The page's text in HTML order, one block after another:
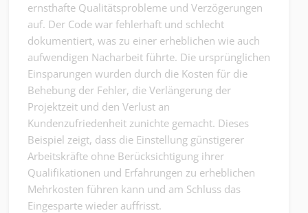
ernsthafte Qualitätsprobleme und Verzögerungen
auf. Der Code war fehlerhaft und schlecht
dokumentiert, was zu einer erheblichen wie auch
aufwendigen Nacharbeit führte. Die ursprünglichen
Einsparungen wurden durch die Kosten für die
Behebung der Fehler, die Verlängerung der
Projektzeit und den Verlust an
Kundenzufriedenheit zunichte gemacht. Dieses
Beispiel zeigt, dass die Einstellung günstigerer
Arbeitskräfte ohne Berücksichtigung ihrer
Qualifikationen und Erfahrungen zu erheblichen
Mehrkosten führen kann und am Schluss das
Eingesparte wieder auffrisst.